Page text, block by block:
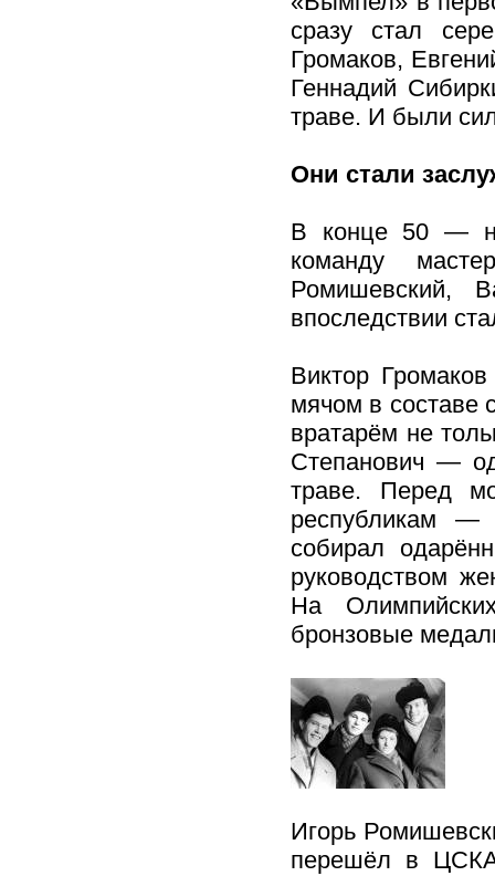
сразу стал
Громаков,
Геннадий
траве. И были
Они стали
В конце 50 —
команду
Ромишевский,
впоследствии
Виктор
мячом в
вратарём не
Степанович —
траве. Перед
республикам —
собирал
руководством
На
бронзовые
Игорь
перешёл в